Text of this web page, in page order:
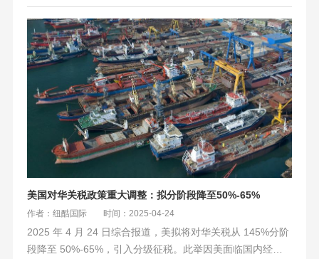
美国对华关税政策重大调整：拟分阶段降至50%-65%
作者：纽酷国际 时间：2025-04-24
2025 年 4 月 24 日综合报道，美拟将对华关税从 145%分阶
段降至 50%-65%，引入分级征税。此举因美面临国内经济